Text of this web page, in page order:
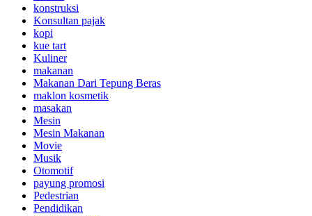
konstruksi
Konsultan pajak
kopi
kue tart
Kuliner
makanan
Makanan Dari Tepung Beras
maklon kosmetik
masakan
Mesin
Mesin Makanan
Movie
Musik
Otomotif
payung promosi
Pedestrian
Pendidikan